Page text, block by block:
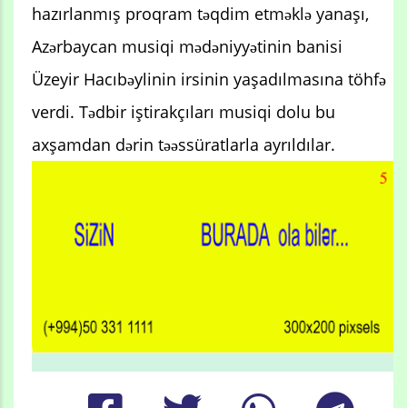
hazırlanmış proqram təqdim etməklə yanaşı,
Azərbaycan musiqi mədəniyyətinin banisi
Üzeyir Hacıbəylinin irsinin yaşadılmasına töhfə
verdi. Tədbir iştirakçıları musiqi dolu bu
axşamdan dərin təəssüratlarla ayrıldılar.